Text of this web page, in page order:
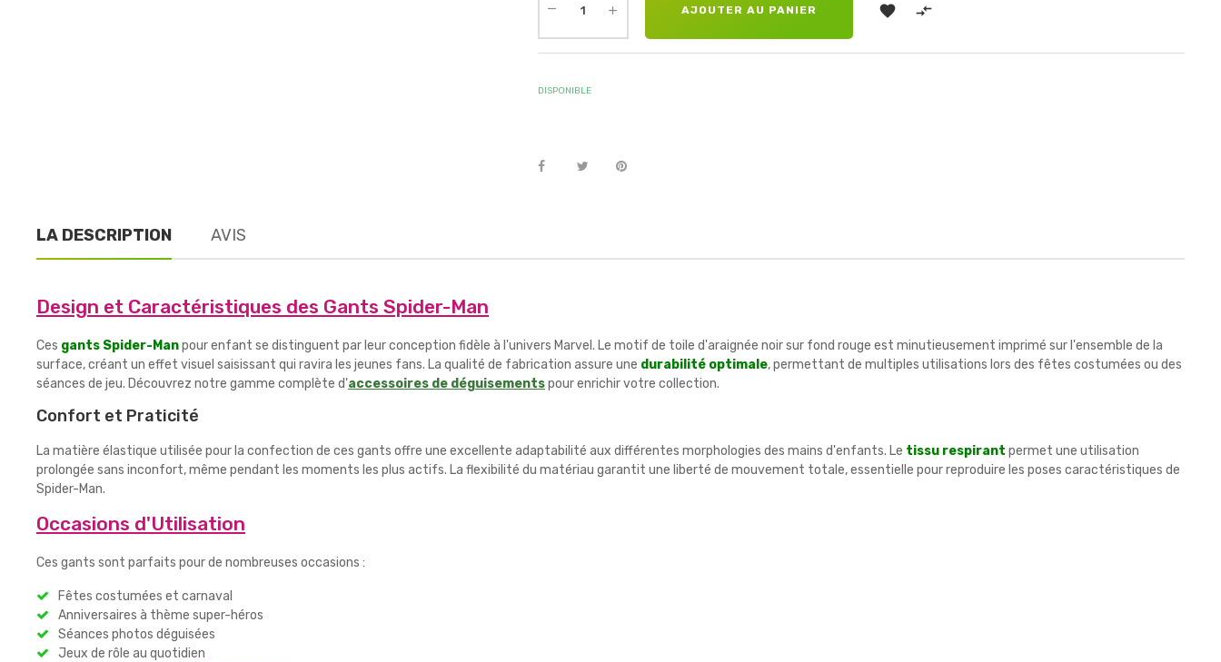
AJOUTER AU PANIER  
DISPONIBLE
LA DESCRIPTION AVIS
Design et Caractéristiques des Gants Spider-Man
Ces gants Spider-Manpour enfant se distinguent par leur conception fidèle à l'univers Marvel. Le motif de toile d'araignée noir sur fond rouge est minutieusement imprimé sur l'ensemble de la
surface, créant un effet visuel saisissant qui ravira les jeunes fans. La qualité de fabrication assure une durabilité optimale, permettant de multiples utilisations lors des fêtes costumées ou des
séances de jeu. Découvrez notre gamme complète d'accessoires de déguisementspour enrichir votre collection.
Confort et Praticité
La matière élastique utilisée pour la confection de ces gants offre une excellente adaptabilité aux différentes morphologies des mains d'enfants. Le tissu respirant permet une utilisation
prolongée sans inconfort, même pendant les moments les plus actifs. La flexibilité du matériau garantit une liberté de mouvement totale, essentielle pour reproduire les poses caractéristiques de
Spider-Man.
Occasions d'Utilisation
Ces gants sont parfaits pour de nombreuses occasions :
Fêtes costumées et carnaval
Anniversaires à thème super-héros
Séances photos déguisées
Jeux de rôle au quotidien